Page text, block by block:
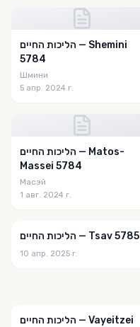
הליכות החיים — Shemini
5784
Шмини
5 апр. 2024 г.
הליכות החיים — Matos-
Massei 5784
Масэй
1 авг. 2024 г.
הליכות החיים — Tsav 5785
10 апр. 2025 г.
הליכות החיים — Vayeitzei